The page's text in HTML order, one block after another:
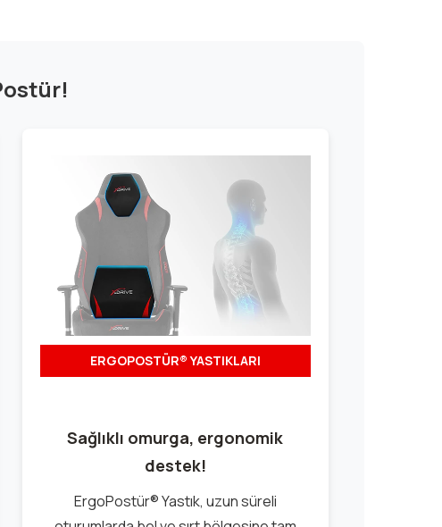
ERGOPOSTÜR® YASTIKLARI
Sağlıklı omurga, ergonomik
destek!
ErgoPostür® Yastık, uzun süreli